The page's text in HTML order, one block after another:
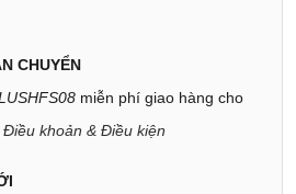
CHUYỂN
miễn phí giao hàng cho
Điều khoản & Điều kiện